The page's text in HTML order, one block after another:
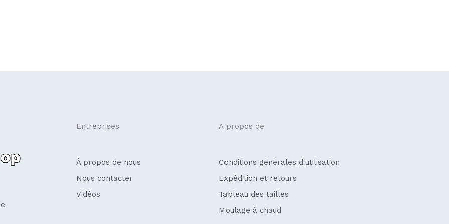
Entreprises
À propos de nous
Nous contacter
Vidéos
A propos de
Conditions générales d'utilisation
Expédition et retours
Tableau des tailles
Moulage à chaud